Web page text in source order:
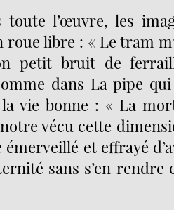
toute l’œuvre, les
roue libre : « Le tram
petit bruit de
dans La pipe
vie bonne : « La
vécu cette
et effrayé
sans s’en rendre